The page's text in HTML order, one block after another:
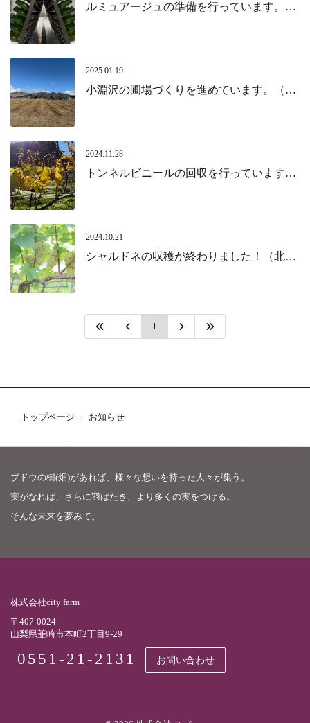
ルミュアージュの準備を行っています。（北杜市）
2025.01.19
小淵沢の圃場づくりを進めています。（北杜市）
2024.11.28
トンネルビニールの回収を行っています。（北杜市）
2024.10.21
シャルドネの収穫が終わりました！（北杜市）
1
トップページ お知らせ
ブドウの樹(畑)があれば、様々な想いを持った人々が集う。
実がなれば、さらに羽ばたき、より多くの実をつける。
そんな未来を夢みて。
株式会社city farm
〒407-0024
山梨県韮崎市本町2丁目9-29
0551-21-2131 お問い合わせ